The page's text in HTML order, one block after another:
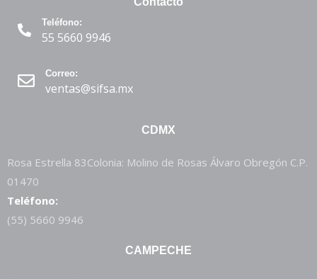
Teléfono:
55 5660 9946
Correo:
ventas@sifsa.mx
CDMX
Rosa Estrella 83Colonia: Molino de Rosas Álvaro Obregón C.P.
01470
Teléfono:
(55) 5660 9946
CAMPECHE